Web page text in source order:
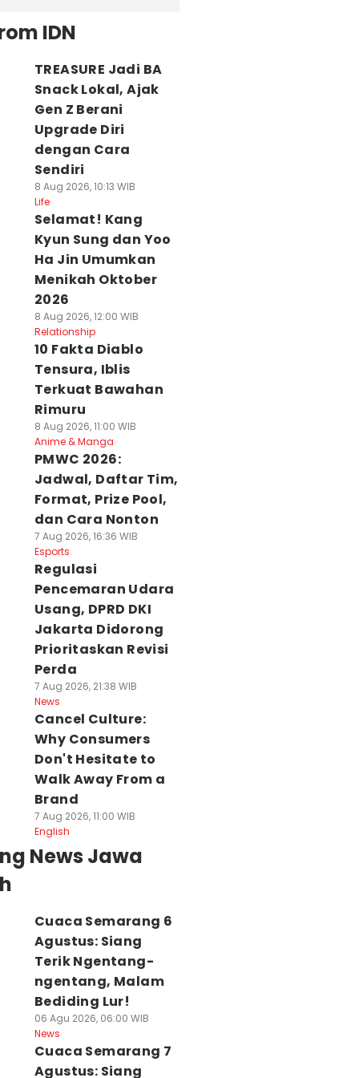
IDN
TREASURE Jadi BA
Snack Lokal, Ajak
Gen Z Berani
Upgrade Diri
dengan Cara
Sendiri
8 Aug 2026, 10:13 WIB
Life
Selamat! Kang
Kyun Sung dan Yoo
Ha Jin Umumkan
Menikah Oktober
2026
8 Aug 2026, 12:00 WIB
Relationship
10 Fakta Diablo
Tensura, Iblis
Terkuat Bawahan
Rimuru
8 Aug 2026, 11:00 WIB
Anime & Manga
PMWC 2026:
Jadwal, Daftar Tim,
Format, Prize Pool,
dan Cara Nonton
7 Aug 2026, 16:36 WIB
Esports
Regulasi
Pencemaran Udara
Usang, DPRD DKI
Jakarta Didorong
Prioritaskan Revisi
Perda
7 Aug 2026, 21:38 WIB
News
Cancel Culture:
Why Consumers
Don't Hesitate to
Walk Away From a
Brand
7 Aug 2026, 11:00 WIB
English
News Jawa
Cuaca Semarang 6
Agustus: Siang
Terik Ngentang-
ngentang, Malam
Bediding Lur!
06 Agu 2026, 06:00 WIB
News
Cuaca Semarang 7
Agustus: Siang